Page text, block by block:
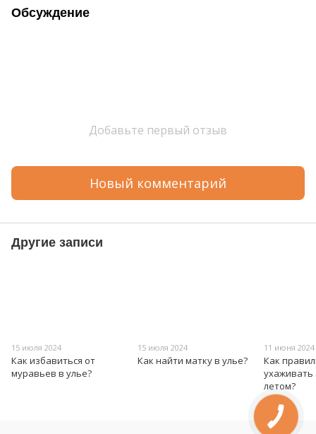
Обсуждение
Добавьте первый отзыв
Новый комментарий
Другие записи
15 июля 2024
Как избавиться от
муравьев в улье?
15 июля 2024
Как найти матку в улье?
11 июня 2024
Как
ухаживать
летом?